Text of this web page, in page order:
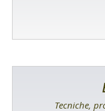
Tecniche,